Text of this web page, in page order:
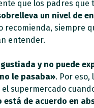
que los padres que
un nivel de
recomienda, siempre
entender.
y no puede
le pasaba». Por eso,
supermercado
está de acuerdo en